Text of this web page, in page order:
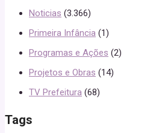
Noticias (3.366)
Primeira Infância (1)
Programas e Ações (2)
Projetos e Obras (14)
TV Prefeitura (68)
Tags